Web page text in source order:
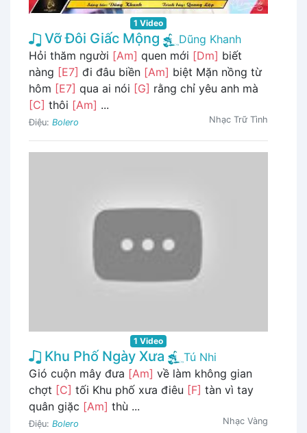
1 Video
Vỡ Đôi Giấc Mộng
Dũng Khanh
Hỏi thăm người [Am] quen mới [Dm] biết
nàng [E7] đi đâu biền [Am] biệt Mặn nồng từ
hôm [E7] qua ai nói [G] rằng chỉ yêu anh mà
[C] thôi [Am] ...
Điệu: Bolero Nhạc Trữ Tình
1 Video
Khu Phố Ngày Xưa
Tú Nhi
Gió cuộn mây đưa [Am] về làm không gian
chợt [C] tối Khu phố xưa điêu [F] tàn vì tay
quân giặc [Am] thù ...
Điệu: Bolero Nhạc Vàng